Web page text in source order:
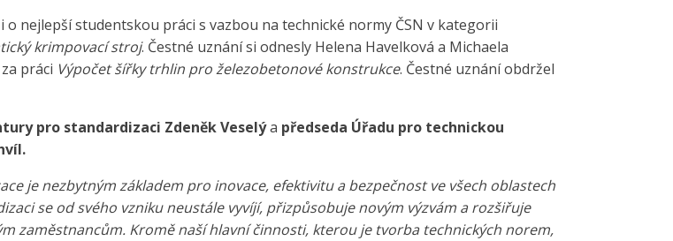
nejlepší studentskou práci s vazbou na technické normy ČSN v kategorii
krimpovací stroj. Čestné uznání si odnesly Helena Havelková a Michaela
práci Výpočet šířky trhlin pro železobetonové konstrukce. Čestné uznání obdržel
pro standardizaci Zdeněk Veselýa předseda Úřadu pro technickou
je nezbytným základem pro inovace, efektivitu a bezpečnost ve všech oblastech
se od svého vzniku neustále vyvíjí, přizpůsobuje novým výzvám a rozšiřuje
zaměstnancům. Kromě naší hlavní činnosti, kterou je tvorba technických norem,